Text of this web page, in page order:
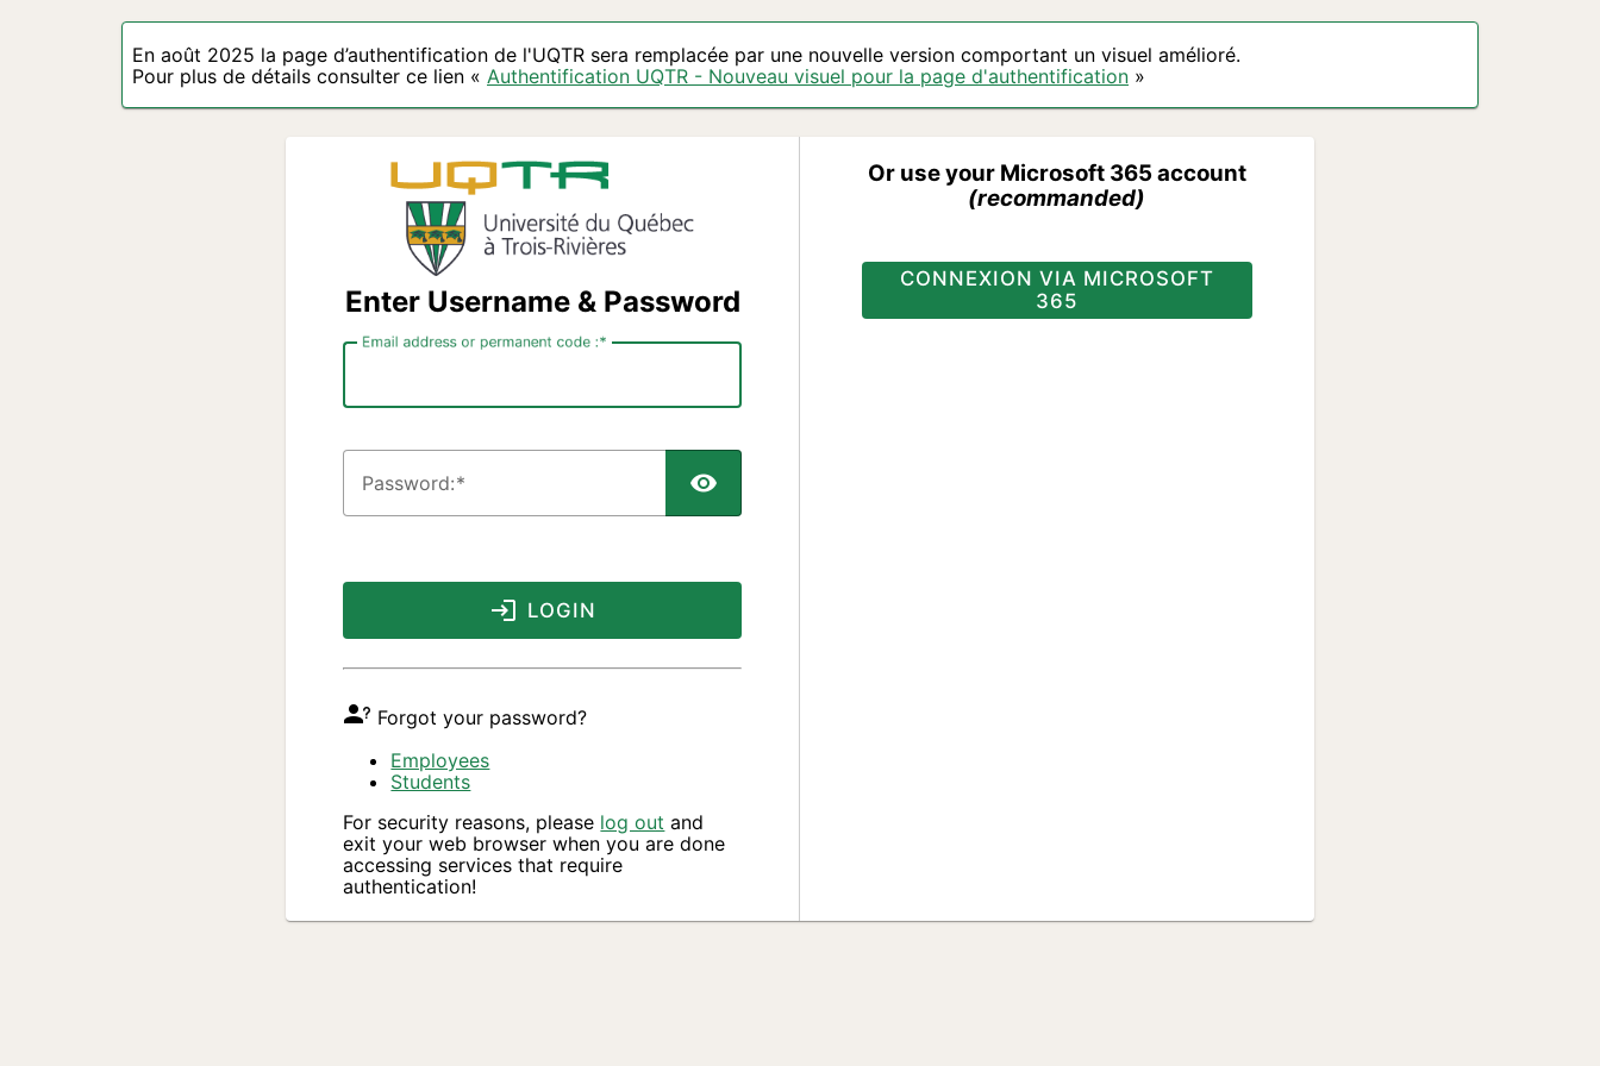
En août 2025 la page d’authentification de l'UQTR sera remplacée par une nouvelle version comportant un visuel amélioré.
Pour plus de détails consulter ce lien « Authentification UQTR - Nouveau visuel pour la page d'authentification »
Enter Username & Password
Email address or permanent code :
Password:
LOGIN
Forgot your password?
Employees
Students
For security reasons, please log out and
exit your web browser when you are done
accessing services that require
authentication!
Or use your Microsoft 365 account
(recommanded)
CONNEXION VIA MICROSOFT
365